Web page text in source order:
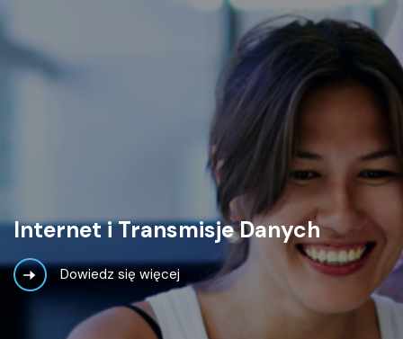
Interneti Transmisje Danych
Dowiedz się więcej